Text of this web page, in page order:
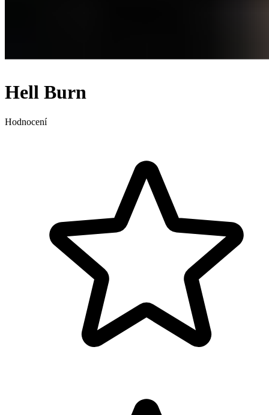
Hell Burn
Hodnocení